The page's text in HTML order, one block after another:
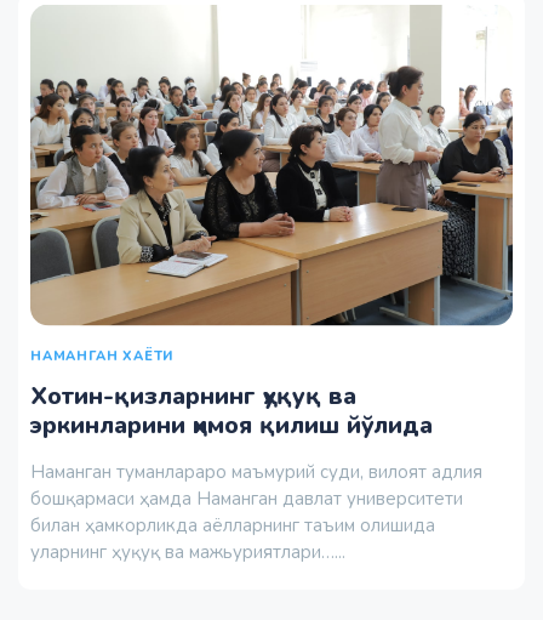
НАМАНГАН ХАЁТИ
Хотин-қизларнинг ҳуқуқ ва
эркинларини ҳимоя қилиш йўлида
Наманган туманлараро маъмурий суди, вилоят адлия
бошқармаси ҳамда Наманган давлат университети
билан ҳамкорликда аёлларнинг таъим олишида
уларнинг ҳуқуқ ва мажьуриятлари…...